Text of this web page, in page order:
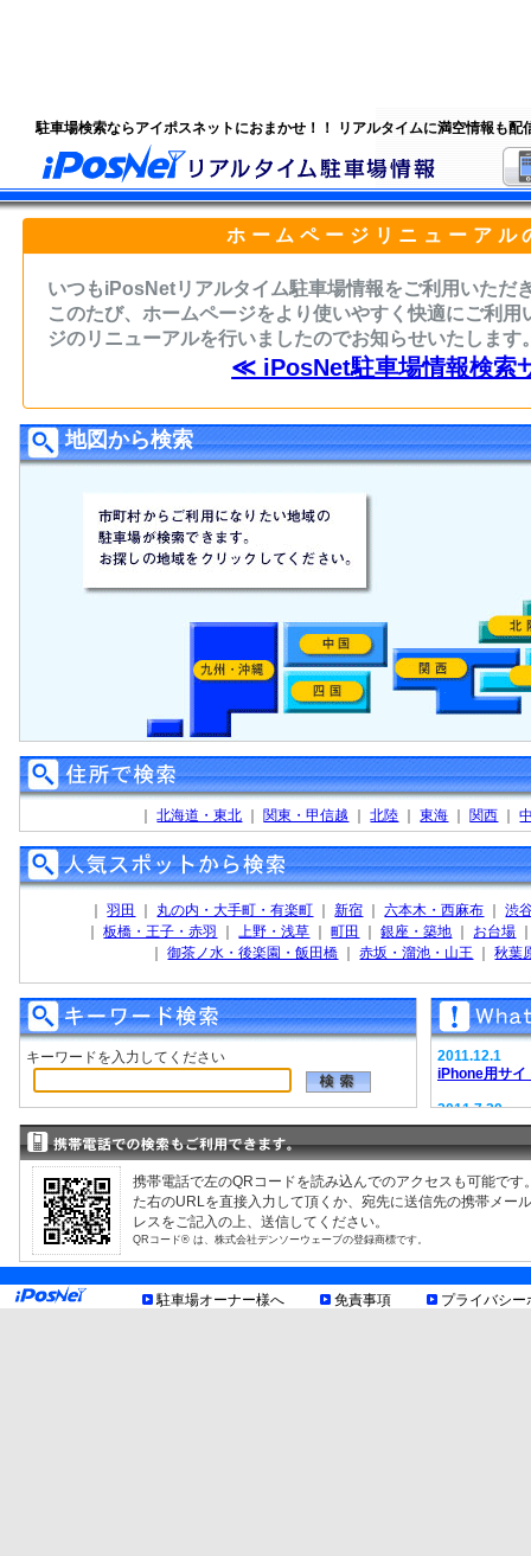
駐車場検索ならアイポスネットにおまかせ！！ リアルタイムに満空情報も配
ホームページリニューアル
いつもiPosNetリアルタイム駐車場情報をご利用いただ
このたび、ホームページをより使いやすく快適にご利
ジのリニューアルを行いましたのでお知らせいたします
≪ iPosNet駐車場情報検索
地図から検索
｜北海道・東北 関東・甲信越 ｜北陸 ｜東海 関西 ｜
｜羽田 丸の内・大手町・有楽町 ｜新宿 ｜六本木・西麻布 ｜渋
｜板橋・王子・赤羽 ｜上野・浅草 ｜町田 ｜銀座・築地 お台場
｜御茶ノ水・後楽園・飯田橋 ｜赤坂・溜池・山王 ｜秋葉
キーワードを入力してください
2011.12.1
iPhone用サイ
2011.7.29
EV充電器情
2008.9.12
駐車場検索サ
携帯電話で左のQRコードを読み込んでのアクセスも可能です
た右のURLを直接入力して頂くか、宛先に送信先の携帯メー
レスをご記入の上、送信してください。
QRコード® は、株式会社デンソーウェーブの登録商標です。
駐車場オーナー様へ 免責事項 プライバシー